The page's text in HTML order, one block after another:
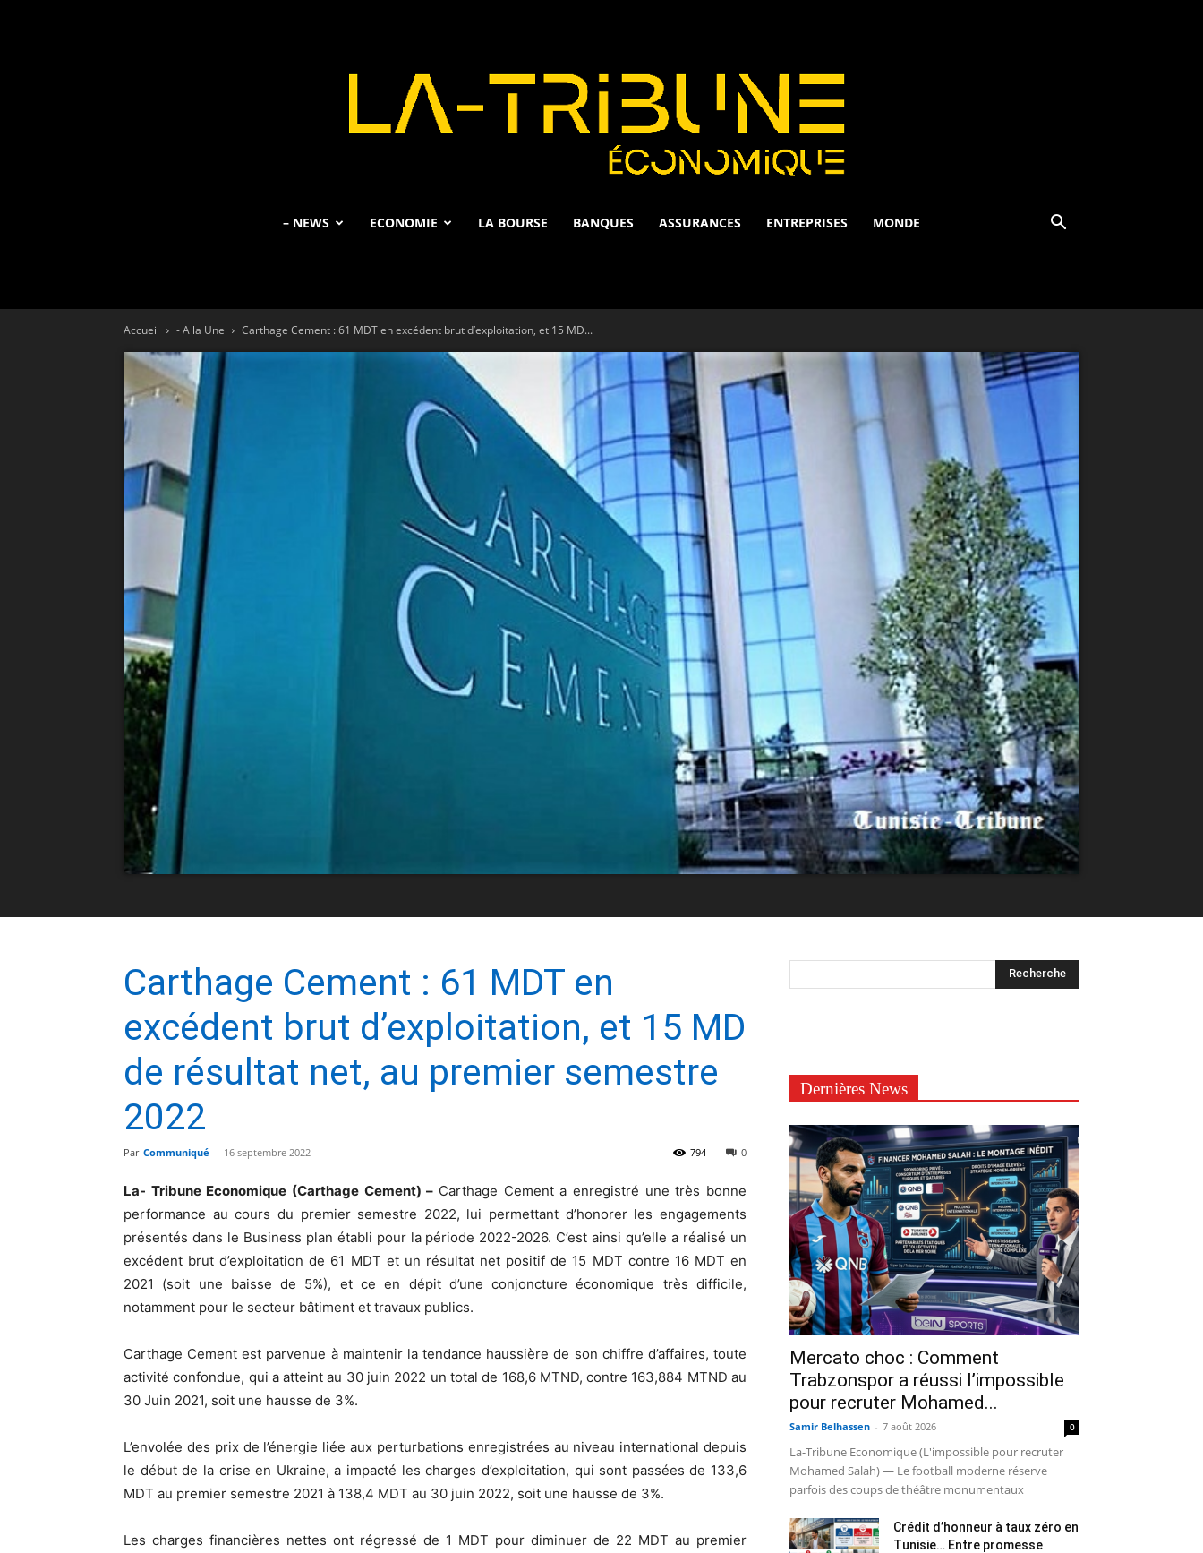
Tribune
Economique
– NEWS ECONOMIE LA BOURSE BANQUES ASSURANCES ENTREPRISES MONDE
Accueil - A la Une Carthage Cement : 61 MDT en excédent brut d’exploitation, et 15 MD...
Carthage Cement : 61 MDT en
excédent brut d’exploitation, et 15 MD
de résultat net, au premier semestre
2022
Par Communiqué - 16 septembre 2022 0
794
La- Tribune Economique (Carthage Cement) – Carthage Cement a enregistré une très bonne
performance au cours du premier semestre 2022, lui permettant d’honorer les engagements
présentés dans le Business plan établi pour la période 2022-2026. C’est ainsi qu’elle a réalisé un
excédent brut d’exploitation de 61 MDT et un résultat net positif de 15 MDT contre 16 MDT en
2021 (soit une baisse de 5%), et ce en dépit d’une conjoncture économique très difficile,
notamment pour le secteur bâtiment et travaux publics.
Carthage Cement est parvenue à maintenir la tendance haussière de son chiffre d’affaires, toute
activité confondue, qui a atteint au 30 juin 2022 un total de 168,6 MTND, contre 163,884 MTND au
30 Juin 2021, soit une hausse de 3%.
L’envolée des prix de l’énergie liée aux perturbations enregistrées au niveau international depuis
le début de la crise en Ukraine, a impacté les charges d’exploitation, qui sont passées de 133,6
MDT au premier semestre 2021 à 138,4 MDT au 30 juin 2022, soit une hausse de 3%.
Les charges financières nettes ont régressé de 1 MDT pour diminuer de 22 MDT au premier
Dernières News
Mercato choc : Comment
Trabzonspor a réussi l’impossible
pour recruter Mohamed...
Samir Belhassen - 7 août 2026 0
La-Tribune Economique (L'impossible pour recruter
Mohamed Salah) — Le football moderne réserve
parfois des coups de théâtre monumentaux
Crédit d’honneur à taux zéro en
Tunisie… Entre promesse